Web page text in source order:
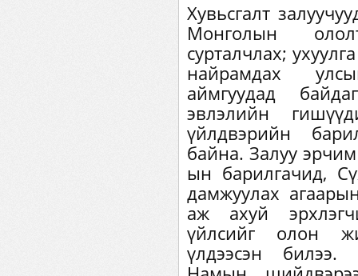
Хувьсгалт
Монголын
сурталчлах;
найрамдах
аймгуудад
эвлэлийн
үйлдвэрийн
байна. Залуу
ын барилгачид,
дамжуулах
аж ахуй
үйлсийг олон
үлдээсэн